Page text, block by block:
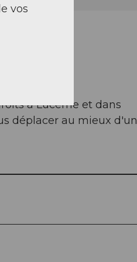
à Lucerne et dans
déplacer au mieux d'un
vos